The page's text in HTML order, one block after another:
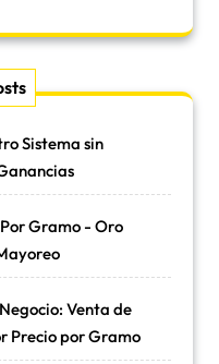
Sistema sin
Gramo - Oro
Venta de
Precio por Gramo